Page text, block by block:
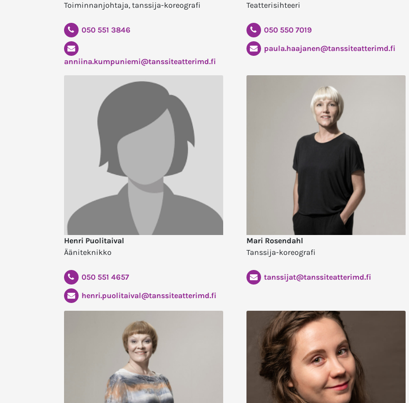
Toiminnanjohtaja, tanssija-koreografi
050 551 3846
anniina.kumpuniemi@tanssiteatterimd.fi
Teatterisihteeri
050 550 7019
paula.haajanen@tanssiteatterimd.fi
Henri Puolitaival
Ääniteknikko
050 551 4657
henri.puolitaival@tanssiteatterimd.fi
Mari Rosendahl
Tanssija-koreografi
tanssijat@tanssiteatterimd.fi